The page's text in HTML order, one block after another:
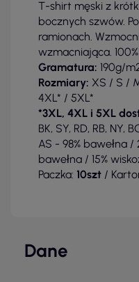
T-shirt męski z
bocznych szwów.
ramionach.
wzmacniająca.
Gramatura: 190g/
Rozmiary: XS / S /
4XL* / 5XL*
*3XL, 4XL i 5XL
BK, SY, RD, RB, NY,
AS - 98% bawełna
bawełna / 15%
Paczka: 10szt /
Dane